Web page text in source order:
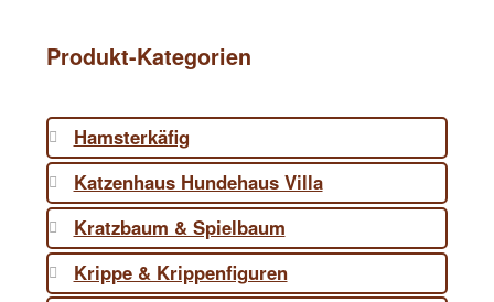
Produkt-Kategorien
Hamsterkäfig
Katzenhaus Hundehaus Villa
Kratzbaum & Spielbaum
Krippe & Krippenfiguren